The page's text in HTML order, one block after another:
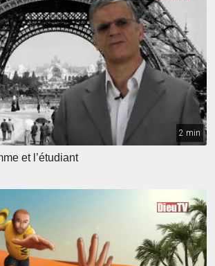
2 min
et l’étudiant